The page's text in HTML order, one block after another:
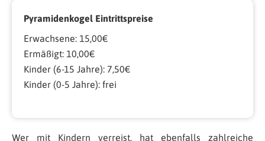
Pyramidenkogel Eintrittspreise
Erwachsene: 15,00€
Ermäßigt: 10,00€
Kinder (6-15 Jahre): 7,50€
Kinder (0-5 Jahre): frei
Wer mit Kindern verreist, hat ebenfalls zahlreiche